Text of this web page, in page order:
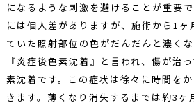
になるような刺激を避けることが重要
には個人差がありますが、施術から1ヶ
ていた照射部位の色がだんだんと濃く
『炎症後色素沈着』と言われ、傷が治
素沈着です。この症状は徐々に時間を
きます。薄くなり消失するまでは約3ヶ